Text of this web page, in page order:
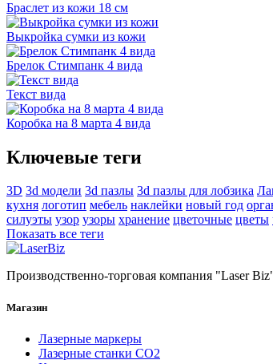
Браслет из кожи 18 см
Выкройка сумки из кожи
Брелок Стимпанк 4 вида
Текст вида
Коробка на 8 марта 4 вида
Ключевые теги
3D 3d модели 3d пазлы 3d пазлы для лобзика
кухня логотип мебель наклейки новый год
силуэты узор узоры хранение цветочные цветы
Показать все теги
Производственно-торговая компания "Laser
Магазин
Лазерные маркеры
Лазерные станки СО2